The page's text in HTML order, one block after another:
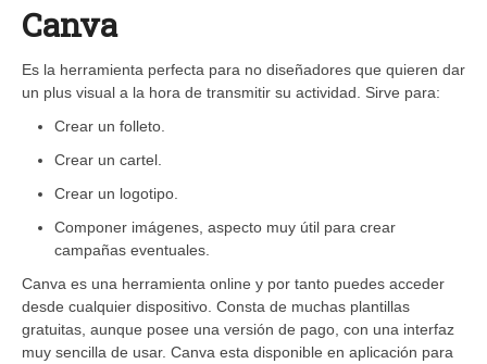
Canva
Es la herramienta perfecta para no diseñadores que quieren dar
un plus visual a la hora de transmitir su actividad. Sirve para:
Crear un folleto.
Crear un cartel.
Crear un logotipo.
Componer imágenes, aspecto muy útil para crear
campañas eventuales.
Canva es una herramienta online y por tanto puedes acceder
desde cualquier dispositivo. Consta de muchas plantillas
gratuitas, aunque posee una versión de pago, con una interfaz
muy sencilla de usar. Canva esta disponible en aplicación para